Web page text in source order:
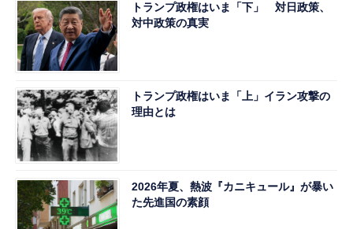
トランプ政権はいま「下」 対日政策、
対中政策の真実
トランプ政権はいま「上」イラン攻撃の
理由とは
2026年夏、熱波『カニキュール』が暴い
た先進国の素顔